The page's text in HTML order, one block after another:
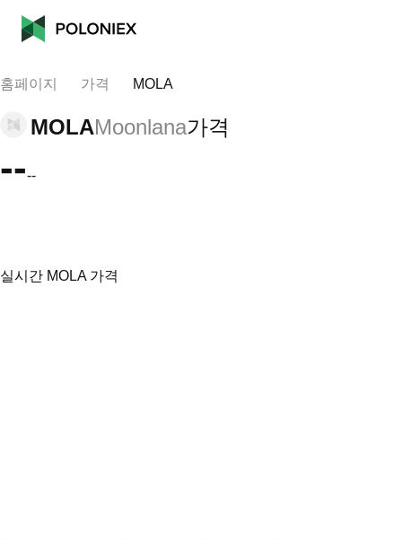
홈페이지 가격 MOLA
MOLAMoonlana가격
----
실시간 MOLA 가격